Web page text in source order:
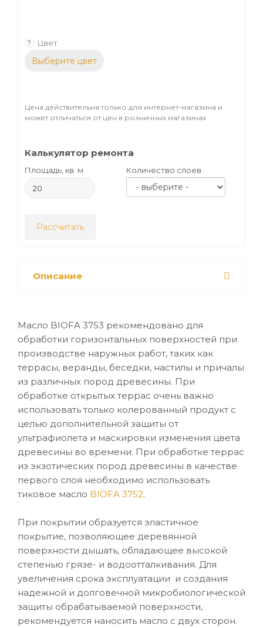
? Цвет
Выберите цвет
Цена действительна только для интернет-магазина и
может отличаться от цен в розничных магазинах
Калькулятор ремонта
Площадь, кв. м Количество слоев
Рассчитать
Описание
Масло BIOFA 3753 рекомендовано для
обработки горизонтальных поверхностей при
производстве наружных работ, таких как
террасы, веранды, беседки, настилы и причалы
из различных пород древесины. При
обработке открытых террас очень важно
использовать только колерованный продукт с
целью дополнительной защиты от
ультрафиолета и маскировки изменения цвета
древесины во времени. При обработке террас
из экзотических пород древесины в качестве
первого слоя необходимо использовать
тиковое масло BIOFA 3752.
При покрытии образуется эластичное
покрытие, позволяющее деревянной
поверхности дышать, обладающее высокой
степенью грязе- и водоотталкивания. Для
увеличения срока эксплуатации и создания
надежной и долговечной микробиологической
защиты обрабатываемой поверхности,
рекомендуется наносить масло с двух сторон.